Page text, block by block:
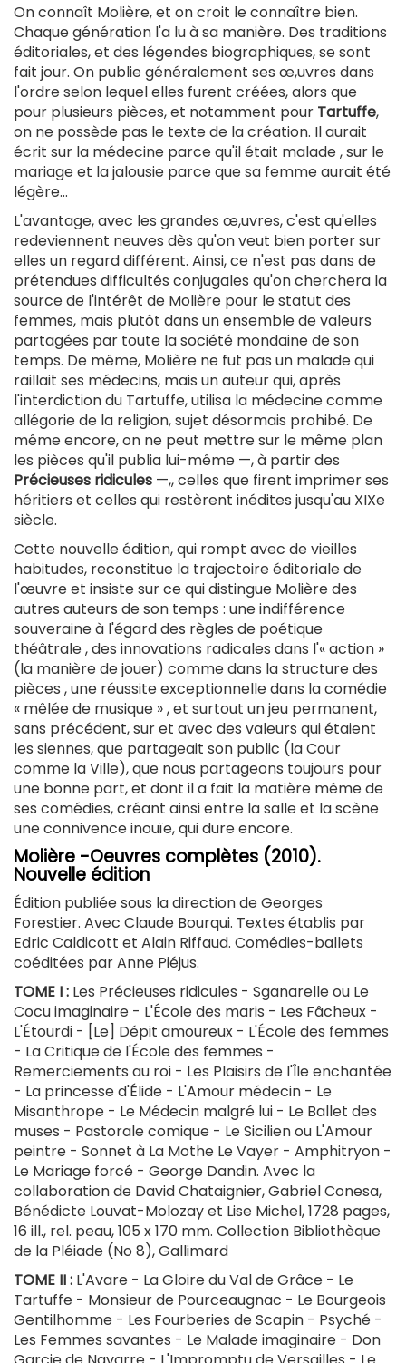
On connaît Molière, et on croit le connaître bien.
Chaque génération l'a lu à sa manière. Des traditions
éditoriales, et des légendes biographiques, se sont
fait jour. On publie généralement ses œ,uvres dans
l'ordre selon lequel elles furent créées, alors que
pour plusieurs pièces, et notamment pour Tartuffe,
on ne possède pas le texte de la création. Il aurait
écrit sur la médecine parce qu'il était malade , sur le
mariage et la jalousie parce que sa femme aurait été
légère...
L'avantage, avec les grandes œ,uvres, c'est qu'elles
redeviennent neuves dès qu'on veut bien porter sur
elles un regard différent. Ainsi, ce n'est pas dans de
prétendues difficultés conjugales qu'on cherchera la
source de l'intérêt de Molière pour le statut des
femmes, mais plutôt dans un ensemble de valeurs
partagées par toute la société mondaine de son
temps. De même, Molière ne fut pas un malade qui
raillait ses médecins, mais un auteur qui, après
l'interdiction du Tartuffe, utilisa la médecine comme
allégorie de la religion, sujet désormais prohibé. De
même encore, on ne peut mettre sur le même plan
les pièces qu'il publia lui-même —, à partir des
Précieuses ridicules —,, celles que firent imprimer ses
héritiers et celles qui restèrent inédites jusqu'au XIXe
siècle.
Cette nouvelle édition, qui rompt avec de vieilles
habitudes, reconstitue la trajectoire éditoriale de
l'œuvre et insiste sur ce qui distingue Molière des
autres auteurs de son temps : une indifférence
souveraine à l'égard des règles de poétique
théâtrale , des innovations radicales dans l'« action »
(la manière de jouer) comme dans la structure des
pièces , une réussite exceptionnelle dans la comédie
« mêlée de musique » , et surtout un jeu permanent,
sans précédent, sur et avec des valeurs qui étaient
les siennes, que partageait son public (la Cour
comme la Ville), que nous partageons toujours pour
une bonne part, et dont il a fait la matière même de
ses comédies, créant ainsi entre la salle et la scène
une connivence inouïe, qui dure encore.
Molière -Oeuvres complètes (2010).
Nouvelle édition
Édition publiée sous la direction de Georges
Forestier. Avec Claude Bourqui. Textes établis par
Edric Caldicott et Alain Riffaud. Comédies-ballets
coéditées par Anne Piéjus.
TOME I : Les Précieuses ridicules - Sganarelle ou Le
Cocu imaginaire - L'École des maris - Les Fâcheux -
L'Étourdi - [Le] Dépit amoureux - L'École des femmes
- La Critique de l'École des femmes -
Remerciements au roi - Les Plaisirs de l'Île enchantée
- La princesse d'Élide - L'Amour médecin - Le
Misanthrope - Le Médecin malgré lui - Le Ballet des
muses - Pastorale comique - Le Sicilien ou L'Amour
peintre - Sonnet à La Mothe Le Vayer - Amphitryon -
Le Mariage forcé - George Dandin. Avec la
collaboration de David Chataignier, Gabriel Conesa,
Bénédicte Louvat-Molozay et Lise Michel, 1728 pages,
16 ill., rel. peau, 105 x 170 mm. Collection Bibliothèque
de la Pléiade (No 8), Gallimard
TOME II : L'Avare - La Gloire du Val de Grâce - Le
Tartuffe - Monsieur de Pourceaugnac - Le Bourgeois
Gentilhomme - Les Fourberies de Scapin - Psyché -
Les Femmes savantes - Le Malade imaginaire - Don